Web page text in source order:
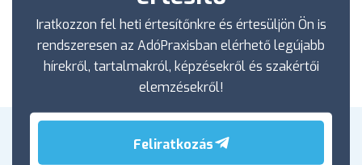
Iratkozzon fel heti értesítőnkre és értesüljön Ön is
rendszeresen az AdóPraxisban elérhető legújabb
hírekről, tartalmakról, képzésekről és szakértői
elemzésekről!
Feliratkozás